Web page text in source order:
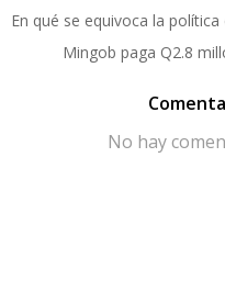
En qué se equivoca la
Mingob paga Q2.8
No hay